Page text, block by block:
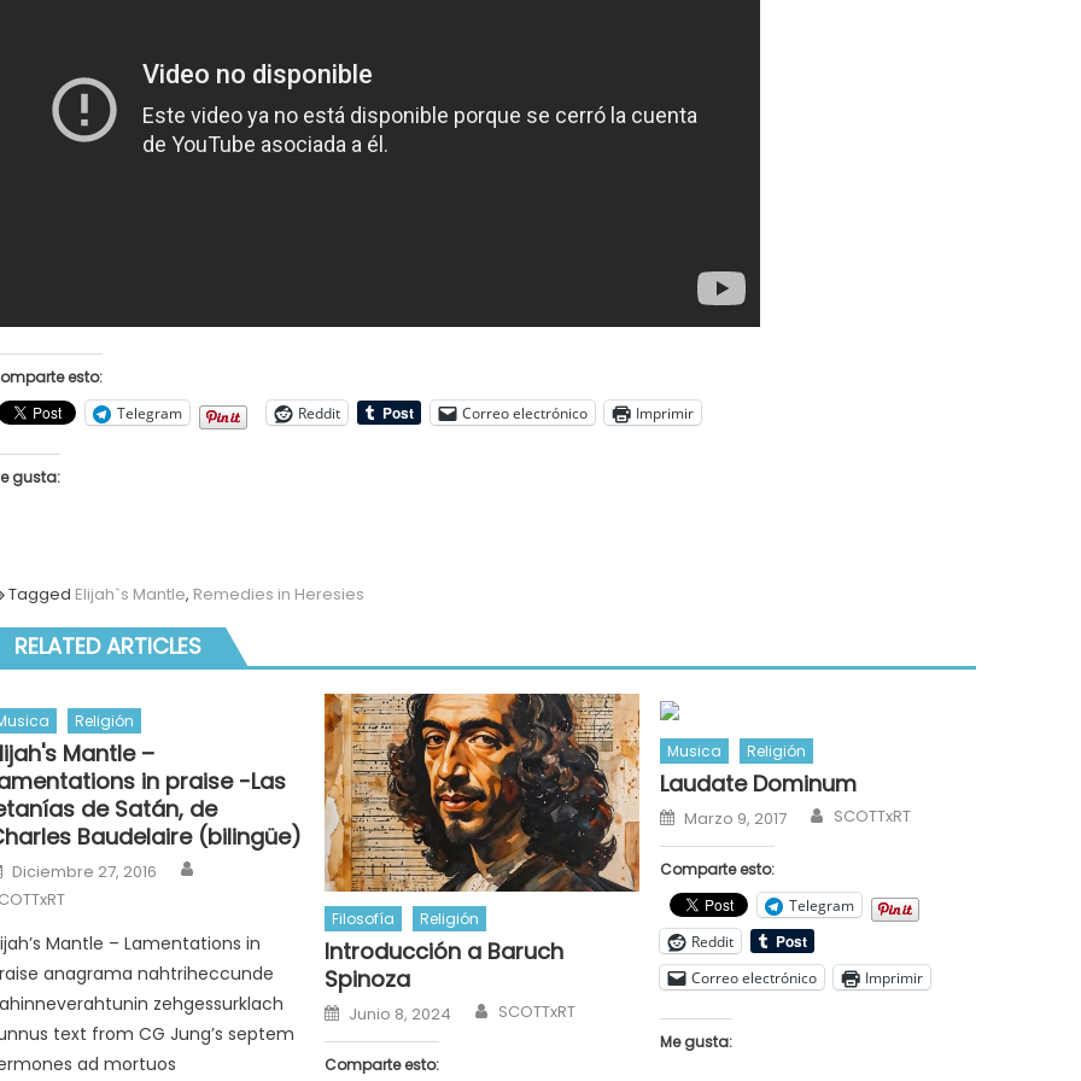
esto:
Telegram
Reddit Correo electrónico Imprimir
gusta:
Tagged Elijah`s Mantle, Remedies in Heresies
RELATED ARTICLES
Religión
Mantle –
in praise -Las
de Satán, de
Baudelaire (bilingüe)
Posted
on
Diciembre 27, 2016
Mantle – Lamentations in
anagrama nahtriheccunde
zehgessurklach
text from CG Jung’s septem
ad mortuos
Filosofía Religión
Introducción a Baruch
Spinoza
Posted
on
Junio 8, 2024 Author
SCOTTxRT
Comparte esto:
Musica Religión
Laudate Dominum
Posted
on
Marzo 9, 2017 Author
SCOTTxRT
Comparte esto:
Telegram
Reddit
Correo electrónico
Imprimir
Me gusta: